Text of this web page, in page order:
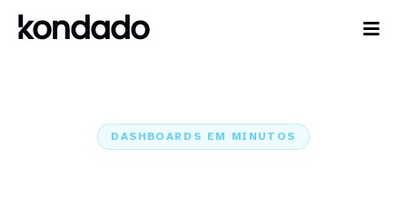
DASHBOARDS EM MINUTOS